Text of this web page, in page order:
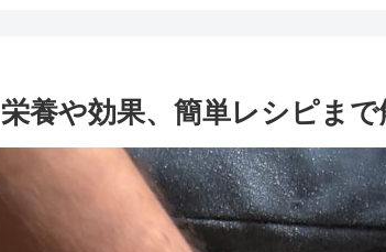
養や効果、簡単レシピまで